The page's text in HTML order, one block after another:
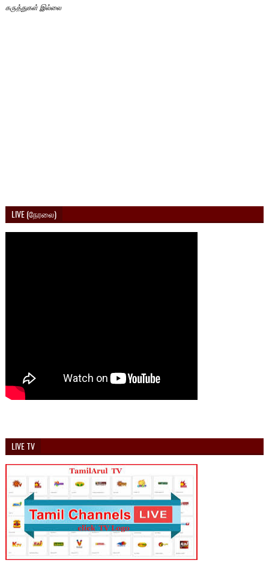
கருத்துகள் இல்லை
LIVE (நேரலை)
LIVE TV